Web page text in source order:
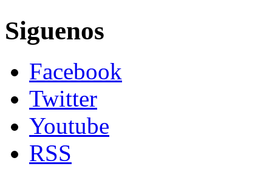
Siguenos
Facebook
Twitter
Youtube
RSS